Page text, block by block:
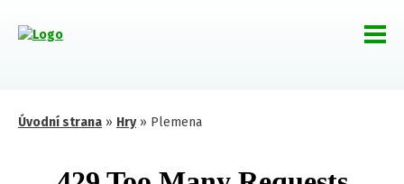
Úvodní strana » Hry» Plemena